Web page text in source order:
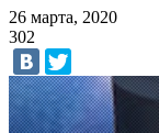
26 марта, 2020
302